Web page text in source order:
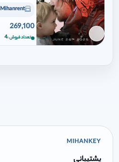
برای افزودن وارد شوید
Mihanrent
269,100
تعداد فروش 4
MIHANKEY